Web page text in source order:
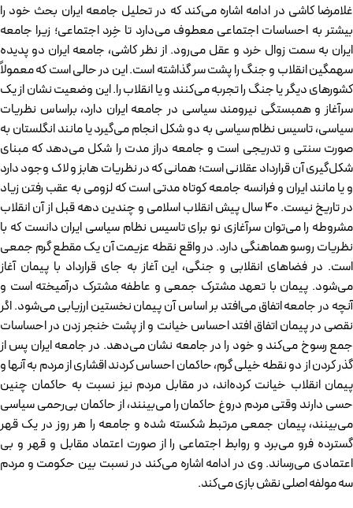
غلامرضا کاشی در ادامه اشاره می‌کند که در تحلیل جامعه ایران بحث خود را
بیشتر به احساسات اجتماعی معطوف می­‌دارد تا خِرد اجتماعی؛ زیرا جامعه
ایران به سمت زوال خرد و عقل می‌­رود. از نظر کاشی، جامعه ایران دو پدیده
سهمگین انقلاب و جنگ را پشت سر گذاشته است. این در حالی است که معمولاً
کشورهای دیگر یا جنگ را تجربه می‌کنند و یا انقلاب را. این وضعیت نشان از یک
سرآغاز و همبستگی نیرومند سیاسی در جامعه ایران دارد، براساس نظریات
سیاسی، تاسیس نظام سیاسی به دو شکل انجام می‌گیرد یا مانند انگلستان به
صورت سنتی و تدریجی است و جامعه دراز مدت را شکل می‌دهد که مبنای
شکل‌گیری آن قرارداد عقلانی است؛ همانی که در نظریات هابز و لاک وجود دارد
و یا مانند ایران و فرانسه جامعه کوتاه مدتی است که لزومی به عقب رفتن زیاد
در تاریخ نیست. ۴۰ سال پیش انقلاب اسلامی و چندین دهه قبل از آن انقلاب
مشروطه را می‌توان سرآغازی نو برای تاسیس نظام سیاسی ایران دانست که با
نظریات روسو هماهنگی دارد. در واقع نقطه عزیمت آن یک مقطع گرم جمعی
است. در فضاهای انقلابی و جنگی، این آغاز به جای قرارداد با پیمان آغاز
می‌شود. پیمان با تعهد مشترک جمعی و عاطفه مشترک در­آمیخته است و
آنچه در جامعه اتفاق می­‌افتد بر اساس آن پیمان نخستین ارزیابی می‌شود. اگر
نقصی در پیمان اتفاق افتد احساس خیانت و از پشت خنجر زدن در احساسات
جمع رسوخ می‌کند و خود را در جامعه نشان می‌دهد. در جامعه ایران پس از
گذر کردن از دو نقطه خیلی گرم، حاکمان احساس کردند اقشاری از مردم به آنها و
پیمان انقلاب خیانت کرده‌­اند، در مقابل مردم نیز نسبت به حاکمان چنین
حسی دارند وقتی مردم دروغ حاکمان را می‌­بینند، از حاکمان بی­‌رحمی سیاسی
می‌بینند، پیمان جمعی مرتبط شکسته شده و جامعه را هر روز در یک قهر
گسترده فرو می‌برد و روابط اجتماعی را از صورت اعتماد مقابل و قهر و بی­‌
اعتمادی می‌رساند. وی در ادامه اشاره می‌کند در نسبت بین حکومت و مردم
سه مولفه اصلی نقش بازی می‌­کند.